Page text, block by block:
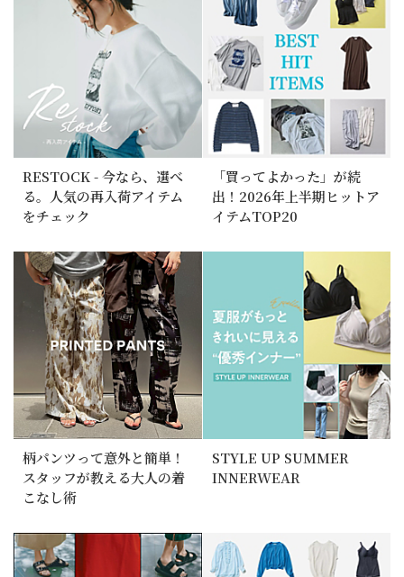
RESTOCK - 今なら、選べ
る。人気の再入荷アイテム
をチェック
「買ってよかった」が続
出！2026年上半期ヒットア
イテムTOP20
柄パンツって意外と簡単！
スタッフが教える大人の着
こなし術
STYLE UP SUMMER
INNERWEAR